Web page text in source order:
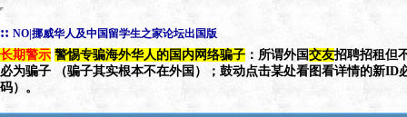
:: NO|挪威华人及中国留学生之家论坛出国版
长期警示 警惕专骗海外华人的国内网络骗子 ：所谓外国交友招聘招租但
必为骗子 （骗子其实根本不在外国）；鼓动点击某处看图看详情的新ID
码）。